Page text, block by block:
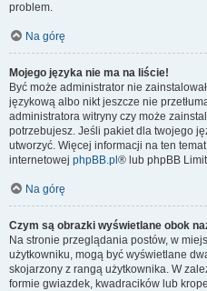
problem.
Na górę
Mojego języka nie ma na liście!
Być może administrator nie
językową albo nikt jeszcze nie
administratora witryny czy może
potrzebujesz. Jeśli pakiet dla twojego
utworzyć. Więcej informacji na ten
internetowej phpBB.pl ® lub phpBB
Na górę
Czym są obrazki wyświetlane obok
Na stronie przeglądania postów, w
użytkowniku, mogą być wyświetlane
skojarzony z rangą użytkownika. W
formie gwiazdek, kwadracików lub